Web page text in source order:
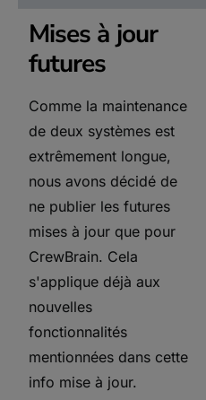
Mises à jour
futures
Comme la maintenance
de deux systèmes est
extrêmement longue,
nous avons décidé de
ne publier les futures
mises à jour que pour
CrewBrain. Cela
s'applique déjà aux
nouvelles
fonctionnalités
mentionnées dans cette
info mise à jour.